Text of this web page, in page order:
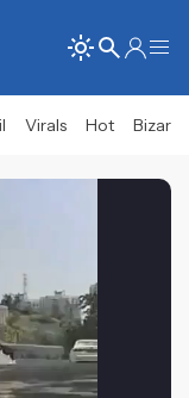
Virals Hot Bizar